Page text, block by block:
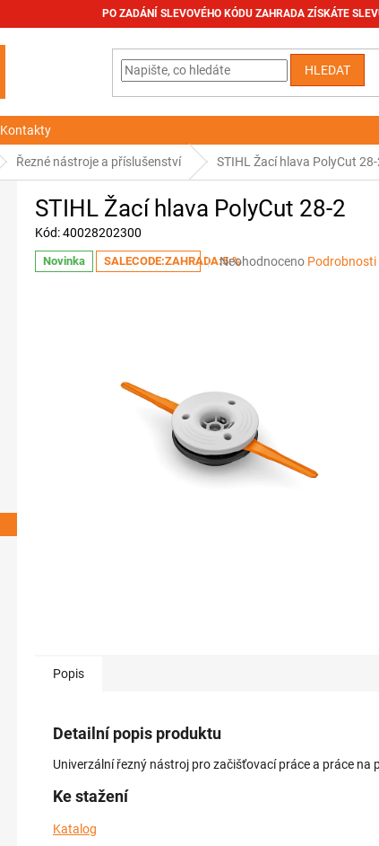
PO ZADÁNÍ SLEVOVÉHO KÓDU ZAHRADA ZÍSKÁTE
HLEDAT
Kontakty
Řezné nástroje a příslušenství STIHL Žací hlava PolyCut 28-
STIHL Žací hlava PolyCut 28-2
Kód:40028202300
Novinka SALECODE:ZAHRADA:5:%Průměrné
Neohodnoceno Podrobnosti
Popis
Detailní popis produktu
Univerzální řezný nástroj pro začišťovací práce a práce
Ke stažení
Katalog